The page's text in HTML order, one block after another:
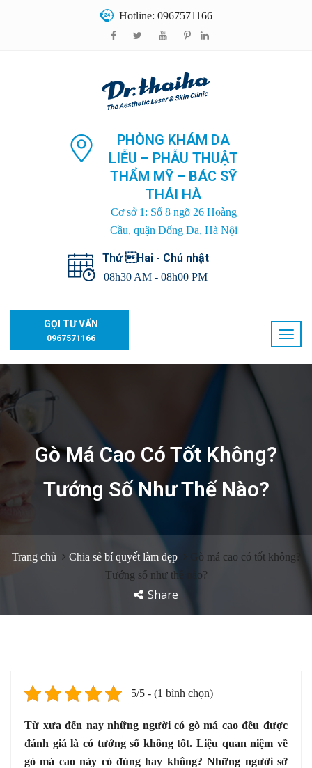
Hotline: 0967571166
PHÒNG KHÁM DA
LIỄU – PHẪU THUẬT
THẨM MỸ – BÁC SỸ
THÁI HÀ
Cơ sở 1: Số 8 ngõ 26 Hoàng
Cầu, quận Đống Đa, Hà Nội
Thứ Hai - Chủ nhật
08h30 AM - 08h00 PM
GỌI TƯ VẤN
0967571166
Gò Má Cao Có Tốt Không?
Tướng Số Như Thế Nào?
Trang chủ Chia sẻ bí quyết làm đẹp
Gò má cao có tốt không?
Tướng số như thế nào?
Share
5/5 - (1 bình chọn)
Từ xưa đến nay những người có gò má cao đều được
đánh giá là có tướng số không tốt. Liệu quan niệm về
gò má cao này có đúng hay không? Những người sở